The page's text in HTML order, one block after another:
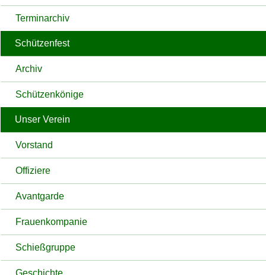
Terminarchiv
Schützenfest
Archiv
Schützenkönige
Unser Verein
Vorstand
Offiziere
Avantgarde
Frauenkompanie
Schießgruppe
Geschichte